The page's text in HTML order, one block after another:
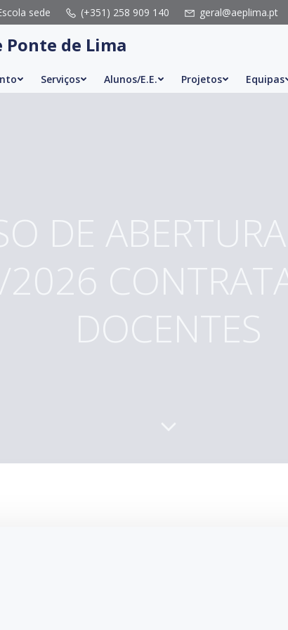
sede (+351) 258 909 140 geral@aeplima.pt
Ponte de Lima
Serviços Alunos/E.E. Projetos Equipas
DE
DOCENTES